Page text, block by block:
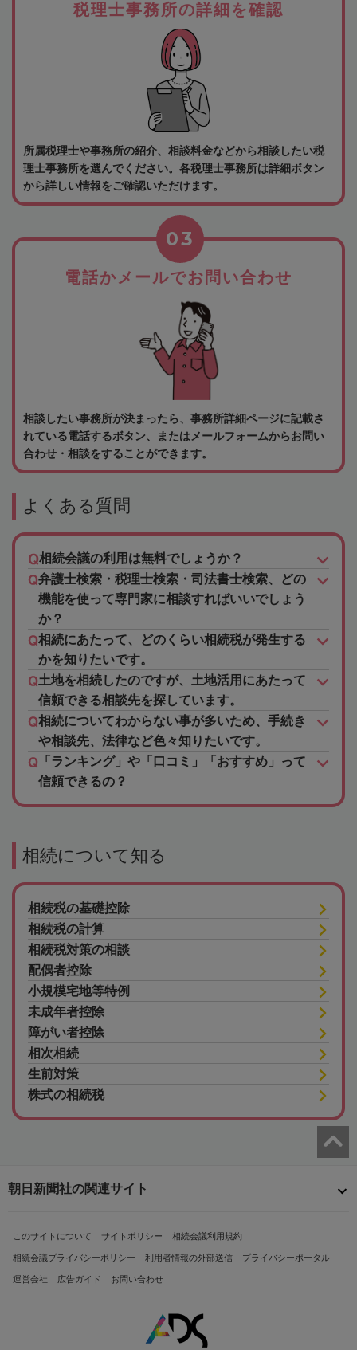
税理士事務所の詳細を確認
所属税理士や事務所の紹介、相談料金などから相談したい税
理士事務所を選んでください。各税理士事務所は詳細ボタン
から詳しい情報をご確認いただけます。
電話かメールでお問い合わせ
03
相談したい事務所が決まったら、事務所詳細ページに記載さ
れている電話するボタン、またはメールフォームからお問い
合わせ・相談をすることができます。
よくある質問
相続会議の利用は無料でしょうか？
弁護士検索・税理士検索・司法書士検索、どの
機能を使って専門家に相談すればいいでしょう
か？
相続にあたって、どのくらい相続税が発生する
かを知りたいです。
土地を相続したのですが、土地活用にあたって
信頼できる相談先を探しています。
相続についてわからない事が多いため、手続き
や相談先、法律など色々知りたいです。
「ランキング」や「口コミ」「おすすめ」って
信頼できるの？
相続について知る
相続税の基礎控除
相続税の計算
相続税対策の相談
配偶者控除
小規模宅地等特例
未成年者控除
障がい者控除
相次相続
生前対策
株式の相続税
朝日新聞社の関連サイト
このサイトについて サイトポリシー 相続会議利用規約
相続会議プライバシーポリシー 利用者情報の外部送信 プライバシーポータル
運営会社 広告ガイド お問い合わせ